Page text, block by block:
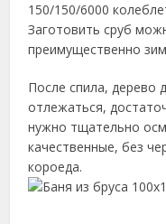
150/150/6000
Заготовить сруб
преимущественно
После спила, дерево
отлежаться,
нужно тщательно
качественные, без
короеда.